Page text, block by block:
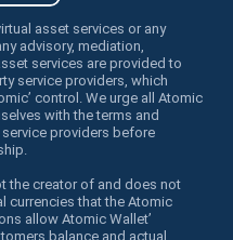
asset services or any
advisory, mediation,
services are provided to
service providers, which
control. We urge all Atomic
with the terms and
providers before
the creator of and does not
currencies that the Atomic
allow Atomic Wallet’
balance and actual